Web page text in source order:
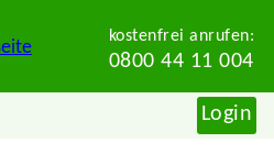
kostenfrei anrufen:
0800 44 11 004
Login